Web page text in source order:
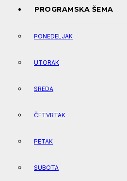
PROGRAMSKA ŠEMA
PONEDELJAK
UTORAK
SREDA
ČETVRTAK
PETAK
SUBOTA